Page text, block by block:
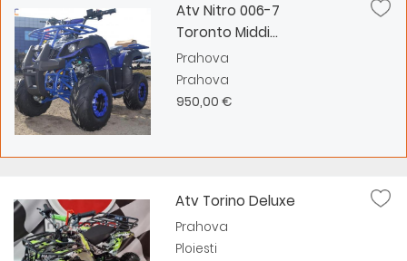
Atv Nitro 006-7
Toronto Middi...
Prahova
Prahova
950,00 €
Atv Torino Deluxe
Prahova
Ploiesti